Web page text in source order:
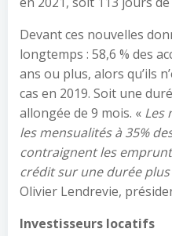
Devant ces nouvelles
longtemps : 58,6 % des
ans ou plus, alors qu’ils
cas en 2019. Soit une
allongée de 9 mois. « Les
les mensualités à 35%
contraignent les
crédit sur une durée
Olivier Lendrevie,
Investisseurs locatifs